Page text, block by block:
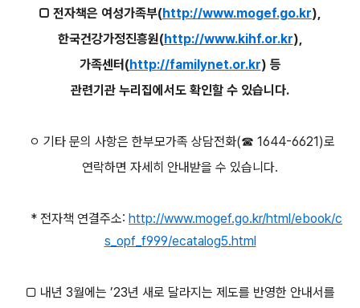
□ 전자책은 여성가족부(http://www.mogef.go.kr),
한국건강가정진흥원(http://www.kihf.or.kr),
가족센터(http://familynet.or.kr) 등
관련기관 누리집에서도 확인할 수 있습니다.
ㅇ 기타 문의 사항은 한부모가족 상담전화(☎ 1644-6621)로
연락하면 자세히 안내받을 수 있습니다.
* 전자책 연결주소: http://www.mogef.go.kr/html/ebook/c
s_opf_f999/ecatalog5.html
□ 내년 3월에는 ’23년 새로 달라지는 제도를 반영한 안내서를